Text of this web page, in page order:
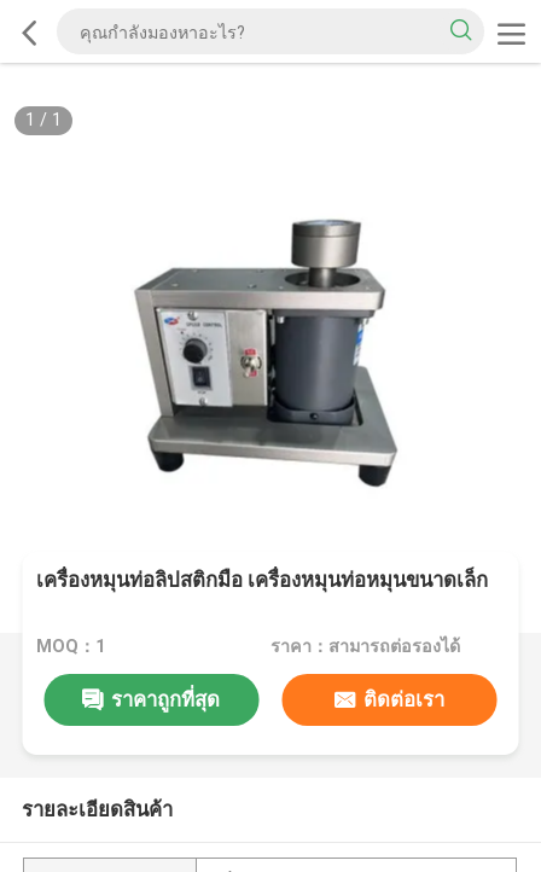
1 / 1
เครื่องหมุนท่อลิปสติกมือ เครื่องหมุนท่อหมุนขนาดเล็ก
MOQ：1 ราคา：สามารถต่อรองได้
ราคาถูกที่สุด ติดต่อเรา
รายละเอียดสินค้า